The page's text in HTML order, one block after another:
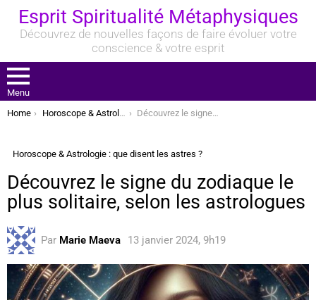
Esprit Spiritualité Métaphysiques
Découvrez de nouvelles façons de faire évoluer votre
conscience & votre esprit
Menu
You are here:
Home Horoscope & Astrologie : que disent les astres ? Découvrez le signe du zodiaque le plus solitaire, selon les astrologues
Horoscope & Astrologie : que disent les astres ?
Découvrez le signe du zodiaque le
plus solitaire, selon les astrologues
Par Marie Maeva 13 janvier 2024, 9h19